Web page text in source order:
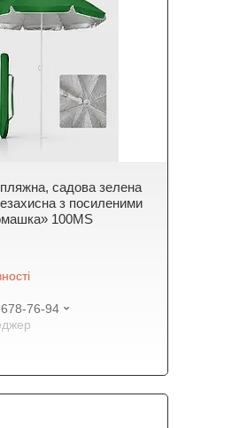
садова зелена
з посиленими
100MS
76-94